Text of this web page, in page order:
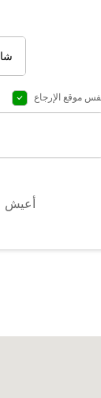
موقع الإرجاع
أعيش